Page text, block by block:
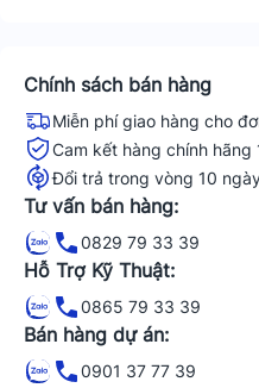
Chính sách bán hàng
Miễn phí giao hàng cho
Cam kết hàng chính hãng
Đổi trả trong vòng 10
Tư vấn bán hàng:
0829 79 33 39
Hỗ Trợ Kỹ Thuật:
0865 79 33 39
Bán hàng dự án:
0901 37 77 39